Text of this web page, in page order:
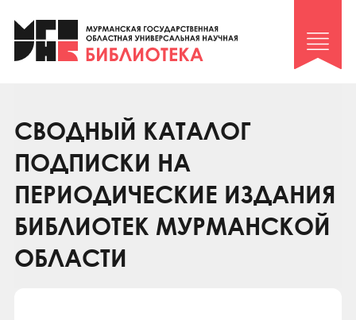
Клуб «Гиря и сельдерей»
Клуб «Семейный архив»
Коллегам
Контакты
СВОДНЫЙ КАТАЛОГ
ПОДПИСКИ НА
ПЕРИОДИЧЕСКИЕ ИЗДАНИЯ
БИБЛИОТЕК МУРМАНСКОЙ
ОБЛАСТИ